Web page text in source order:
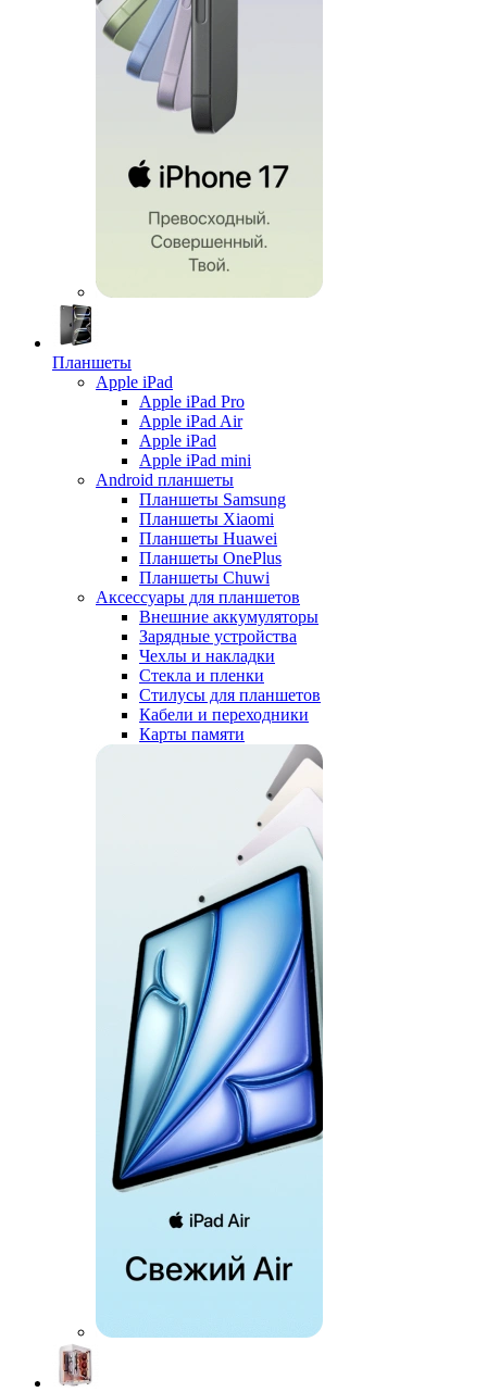
Планшеты
Apple iPad
Apple iPad Pro
Apple iPad Air
Apple iPad
Apple iPad mini
Android планшеты
Планшеты Samsung
Планшеты Xiaomi
Планшеты Huawei
Планшеты OnePlus
Планшеты Chuwi
Аксессуары для планшетов
Внешние аккумуляторы
Зарядные устройства
Чехлы и накладки
Стекла и пленки
Стилусы для планшетов
Кабели и переходники
Карты памяти